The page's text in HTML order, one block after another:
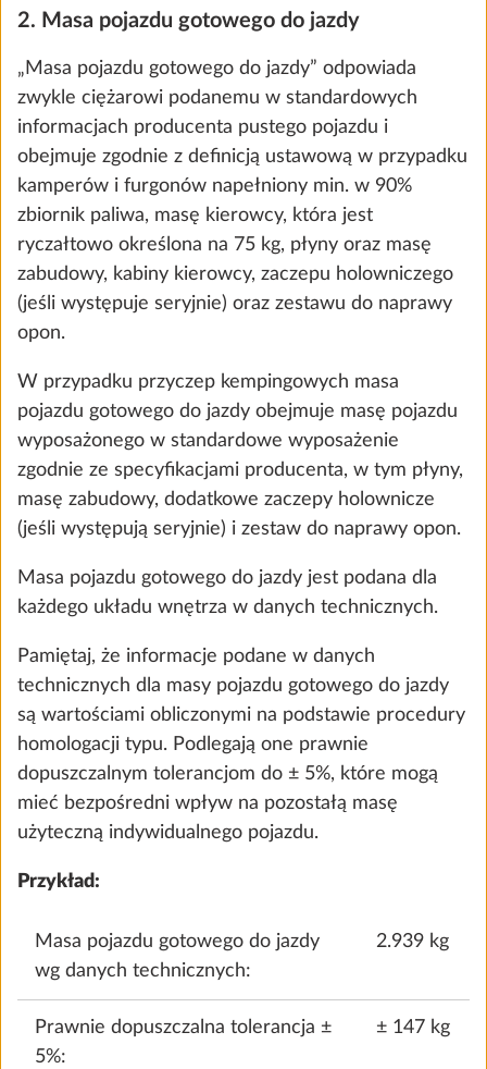
Bagażnik rowerowy THULE montowany
na dyszlu, na 2 rowery, ładowność 60 kg
10,0 kg
1865 zł
KROK 3 Z 8
Tapicerka
Puno
Terzo
0,0 kg
2. Masa pojazdu gotowego do jazdy
„Masa pojazdu gotowego do jazdy” odpowiada
zwykle ciężarowi podanemu w standardowych
informacjach producenta pustego pojazdu i
obejmuje zgodnie z definicją ustawową w przypadku
kamperów i furgonów napełniony min. w 90%
zbiornik paliwa, masę kierowcy, która jest
ryczałtowo określona na 75 kg, płyny oraz masę
zabudowy, kabiny kierowcy, zaczepu holowniczego
(jeśli występuje seryjnie) oraz zestawu do naprawy
opon.
W przypadku przyczep kempingowych masa
pojazdu gotowego do jazdy obejmuje masę pojazdu
wyposażonego w standardowe wyposażenie
zgodnie ze specyfikacjami producenta, w tym płyny,
masę zabudowy, dodatkowe zaczepy holownicze
(jeśli występują seryjnie) i zestaw do naprawy opon.
Masa pojazdu gotowego do jazdy jest podana dla
każdego układu wnętrza w danych technicznych.
Pamiętaj, że informacje podane w danych
technicznych dla masy pojazdu gotowego do jazdy
są wartościami obliczonymi na podstawie procedury
homologacji typu. Podlegają one prawnie
dopuszczalnym tolerancjom do ± 5%, które mogą
mieć bezpośredni wpływ na pozostałą masę
użyteczną indywidualnego pojazdu.
Przykład:
Masa pojazdu gotowego do jazdy
wg danych technicznych:
2.939 kg
Prawnie dopuszczalna tolerancja ±
5%:
± 147 kg